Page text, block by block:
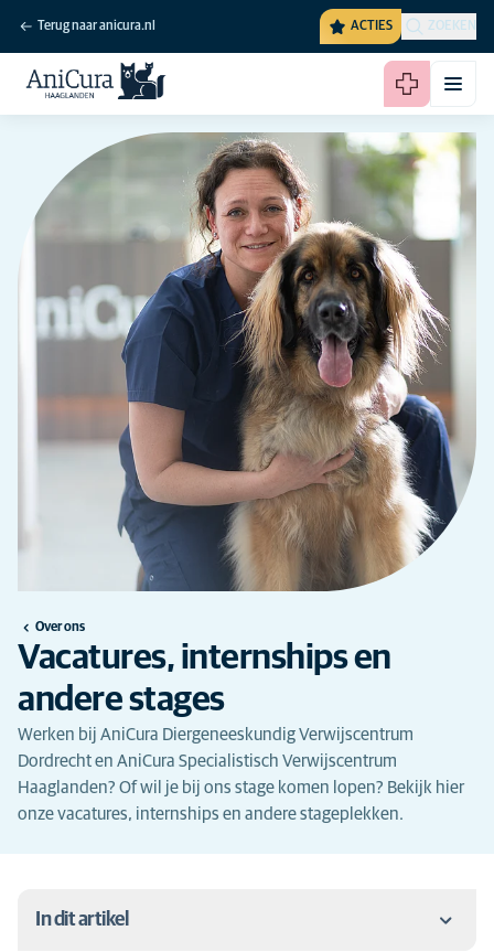
Terug naar anicura.nl ACTIES ZOEKEN
Over ons
Vacatures, internships en
andere stages
Werken bij AniCura Diergeneeskundig Verwijscentrum
Dordrecht en AniCura Specialistisch Verwijscentrum
Haaglanden? Of wil je bij ons stage komen lopen? Bekijk hier
onze vacatures, internships en andere stageplekken.
In dit artikel